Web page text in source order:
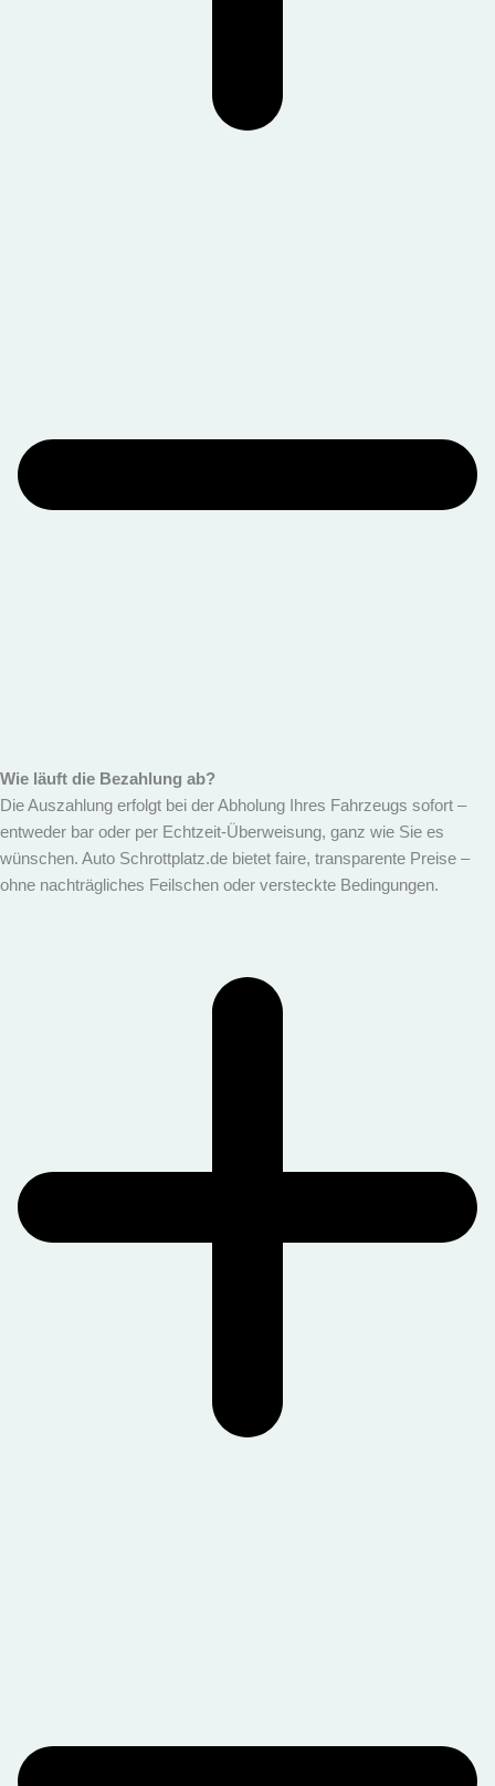
Wie läuft die Bezahlung ab?
Die Auszahlung erfolgt bei der Abholung Ihres Fahrzeugs sofort –
entweder bar oder per Echtzeit-Überweisung, ganz wie Sie es
wünschen. Auto Schrottplatz.de bietet faire, transparente Preise –
ohne nachträgliches Feilschen oder versteckte Bedingungen.